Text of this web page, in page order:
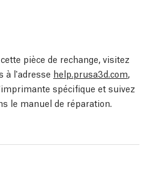
pièce de rechange, visitez
à l'adresse help.prusa3d.com,
spécifique et suivez
le manuel de réparation.